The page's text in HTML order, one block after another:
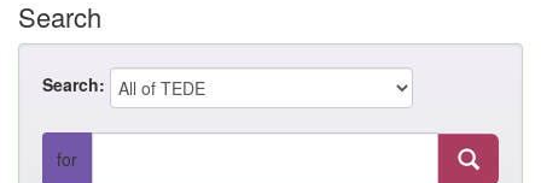
Search
Search:
for